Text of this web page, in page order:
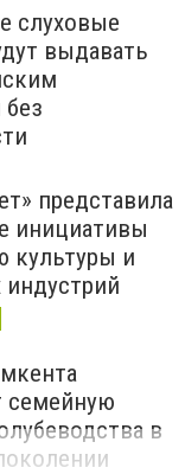
слуховые
выдавать
представила
инициативы
культуры и
семейную
в